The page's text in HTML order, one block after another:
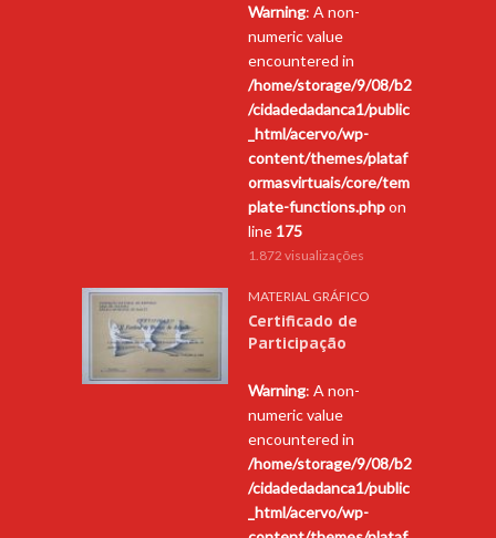
Warning: A non-
numeric value
encountered in
/home/storage/9/08/b2
/cidadedadanca1/public
_html/acervo/wp-
content/themes/plataf
ormasvirtuais/core/tem
plate-functions.phpon
line 175
1.872 visualizações
MATERIAL GRÁFICO
Certificado de
Participação
Warning: A non-
numeric value
encountered in
/home/storage/9/08/b2
/cidadedadanca1/public
_html/acervo/wp-